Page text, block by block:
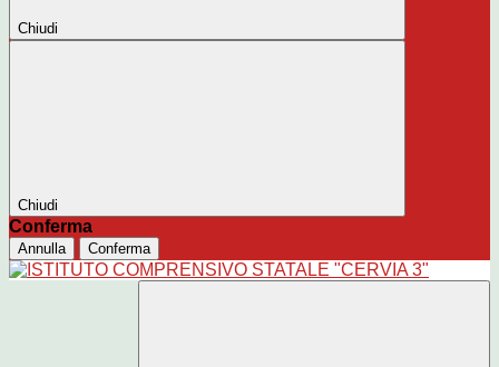
Chiudi
Chiudi
Conferma
Annulla Conferma